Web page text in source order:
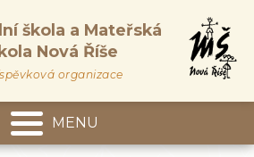
škola a Mateřská
Nová Říše
organizace
MENU